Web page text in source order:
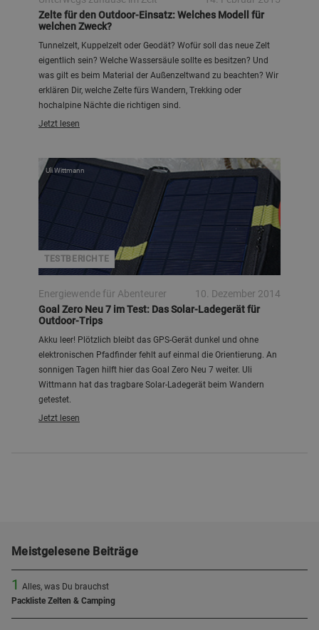
Zelte für den Outdoor-Einsatz: Welches Modell für
welchen Zweck?
Tunnelzelt, Kuppelzelt oder Geodät? Wofür soll das neue Zelt
eigentlich sein? Welche Wassersäule sollte es besitzen? Und
was gilt es beim Material der Außenzeltwand zu beachten? Wir
erklären Dir, welche Zelte fürs Wandern, Trekking oder
hochalpine Nächte die richtigen sind.
Jetzt lesen
TESTBERICHTE
Uli Wittmann
Energiewende für Abenteurer
10. Dezember 2014
Goal Zero Neu 7 im Test: Das Solar-Ladegerät für
Outdoor-Trips
Akku leer! Plötzlich bleibt das GPS-Gerät dunkel und ohne
elektronischen Pfadfinder fehlt auf einmal die Orientierung. An
sonnigen Tagen hilft hier das Goal Zero Neu 7 weiter. Uli
Wittmann hat das tragbare Solar-Ladegerät beim Wandern
getestet.
Jetzt lesen
Meistgelesene Beiträge
1 Alles, was Du brauchst
Packliste Zelten & Camping